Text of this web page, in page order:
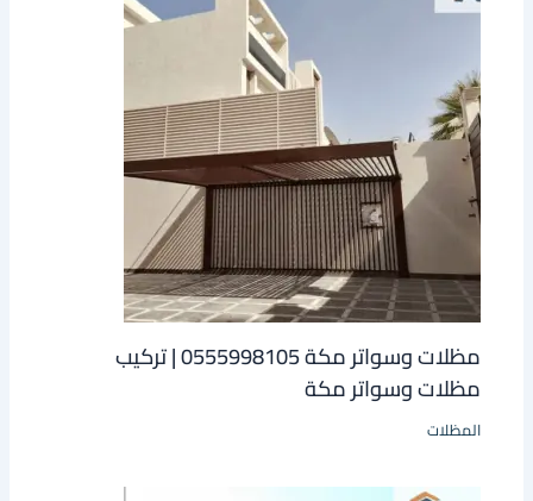
مظلات وسواتر مكة 0555998105 | تركيب
مظلات وسواتر مكة
المظلات